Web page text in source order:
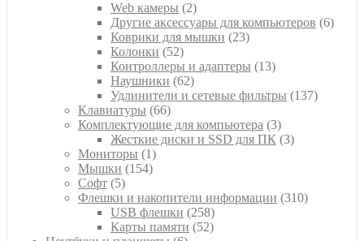
Web камеры 22
товара
Другие аксессуары для компьютеров 66
Коврики для мышки 2323
Колонки 5252
товара
Контроллеры и адаптеры 1313
Наушники 6262
товара
Удлинители и сетевые фильтры 137137
Клавиатуры 6666
товаров
Комплектующие для компьютера 33
товара
Жесткие диски и SSD для ПК 33
Мониторы 11
товар
Мышки 154154
Софт 55
товаров
Флешки и накопители информации 310310
USB флешки 258258
товаров
Карты памяти 5252